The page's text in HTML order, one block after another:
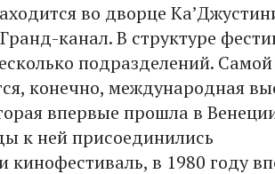
во дворце
канал. В структуре
подразделений. Самой
конечно, международная
впервые прошла в
к ней присоединились
в 1980 году